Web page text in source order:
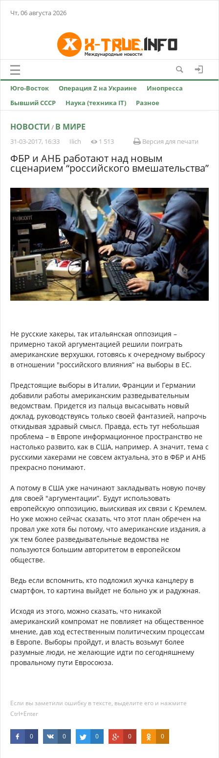
Чт, 06 августа 2026
Юго-Восток Операция Z на Украине
Инопресса
Бывший СССР
Наука (техника IT) Разное
НОВОСТИ / В МИРЕ
31-03-2017, 16:33 Ilich 1 513 Версия для печати
ФБР и АНБ работают над новым
сценарием “российского вмешательства”
Не русские хакеры, так итальянская оппозиция –
примерно такой аргументацией решили поиграть
американские верхушки, готовясь к очередному выбросу
в отношении "российского влияния” на выборы в ЕС.
Предстоящие выборы в Италии, Франции и Германии
добавили работы американским разведывательным
ведомствам. Придется из пальца высасывать новый
доклад, руководствуясь только своей фантазией, напрочь
откидывая здравый смысл. Правда, есть тут небольшая
проблема – в Европе информационное пространство не
настолько развито, как в США, например. А значит, тема с
русскими хакерами не совсем актуальна, это в ФБР и АНБ
прекрасно понимают.
А потому в США уже начинают закладывать новую почву
для своей "аргументации”. Будут использовать
европейскую оппозицию, выискивая их связи с Кремлем.
Но уже можно сейчас сказать, что этот план обречен на
провал уже хотя бы потому, что американские издания, а
уж тем более разведывательные ведомства не
пользуются большим авторитетом в европейском
обществе.
Ведь если вспомнить, кто подложил жучка канцлеру в
смартфон, то картина выйдет не больно уж и радужная.
Исходя из этого, можно сказать, что никакой
американский компромат не повлияет на общественное
мнение, дав ход естественным политическим процессам
в Европе. Выборы пройдут, и власть возьмут более
разумные люди, не желающие идти по сегодняшнему
провальному пути Евросоюза.
Если вы заметили ошибку в тексте, выделите его и нажмите
Ctrl+Enter
0 0 0 0 0